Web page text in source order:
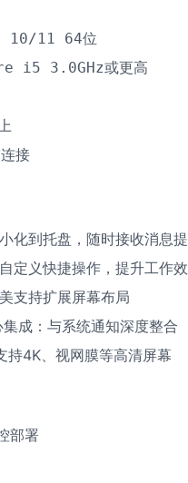
10/11 64位
i5 3.0GHz或更高
接
化到托盘，随时接收消息
定义快捷操作，提升工作
支持扩展屏幕布局
成：与系统通知深度整合
持4K、视网膜等高清屏幕
部署